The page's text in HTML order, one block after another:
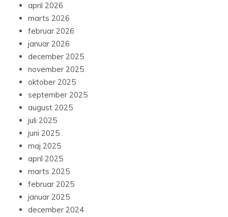
april 2026
marts 2026
februar 2026
januar 2026
december 2025
november 2025
oktober 2025
september 2025
august 2025
juli 2025
juni 2025
maj 2025
april 2025
marts 2025
februar 2025
januar 2025
december 2024